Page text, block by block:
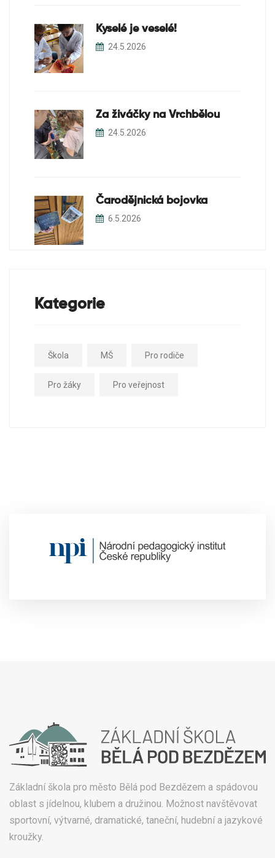
Kyselé je veselé!
24.5.2026
Za živáčky na Vrchbělou
24.5.2026
Čarodějnická bojovka
6.5.2026
Kategorie
Škola MŠ Pro rodiče
Pro žáky Pro veřejnost
Základní škola pro město Bělá pod Bezdězem a spádovou
oblast s jídelnou, klubem a družinou. Možnost navštěvovat
sportovní, výtvarné, dramatické, taneční, hudební a jazykové
kroužky.